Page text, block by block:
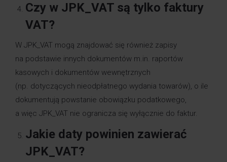
Czy w JPK_VAT są tylko faktury
VAT?
W JPK_VAT mogą znajdować się również zapisy
na podstawie innych dokumentów m.in. raportów
kasowych i dokumentów wewnętrznych
(np. dotyczących nieodpłatnego wydania towarów), o ile
dokumentują powstanie obowiązku podatkowego,
a więc JPK_VAT nie ogranicza się wyłącznie do faktur.
Jakie daty powinien zawierać
JPK_VAT?